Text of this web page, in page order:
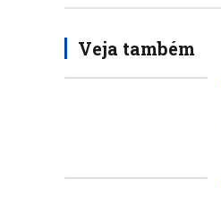
Veja também